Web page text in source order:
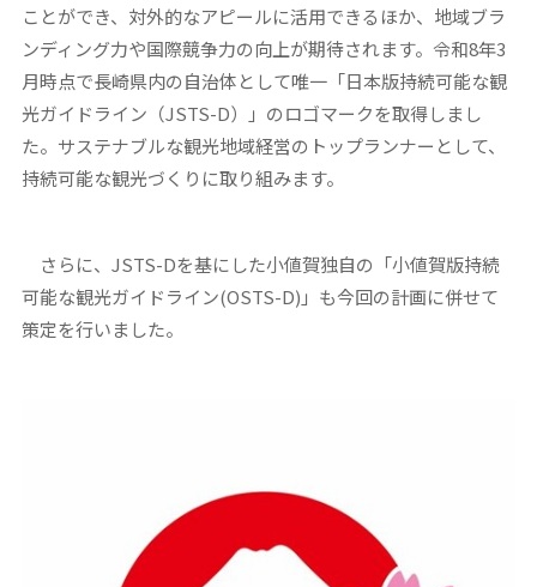
ことができ、対外的なアピールに活用できるほか、地域ブラ
ンディング力や国際競争力の向上が期待されます。令和8年3
月時点で長崎県内の自治体として唯一「日本版持続可能な観
光ガイドライン（JSTS-D）」のロゴマークを取得しまし
た。サステナブルな観光地域経営のトップランナーとして、
持続可能な観光づくりに取り組みます。
さらに、JSTS-Dを基にした小値賀独自の「小値賀版持続
可能な観光ガイドライン(OSTS-D)」も今回の計画に併せて
策定を行いました。